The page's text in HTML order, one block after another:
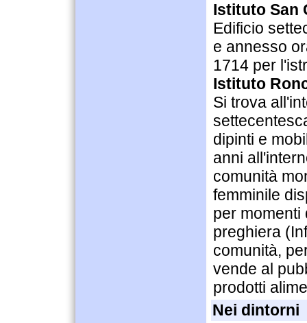
Istituto San
Edificio
e annesso
1714 per
Istituto
Si trova
dipinti e
anni
comunità
femminile
per momenti
preghiera
comunità,
vende al
prodotti
Nei dintorni